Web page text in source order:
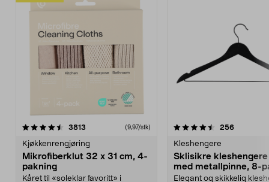
3813 anmeldelser(9,97/stk)
Kjøkkenrengjøring
Mikrofiberklut 32 x 31 cm, 4-
pakning
Kåret til «soleklar favoritt» i
4.5av 5 stjerner 256
Kleshengere
Sklisikre
med metallpinne, 8-
Elegant og skikkelig
4.5av 5 stjerner